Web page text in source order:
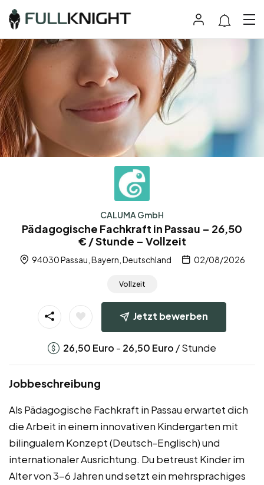
CALUMA GmbH
Pädagogische Fachkraft in Passau – 26,50
€ / Stunde – Vollzeit
94030 Passau, Bayern, Deutschland 02/08/2026
Vollzeit
Jetzt bewerben
26,50 Euro - 26,50 Euro / Stunde
Jobbeschreibung
Als Pädagogische Fachkraft in Passau erwartet dich
die Arbeit in einem innovativen Kindergarten mit
bilingualem Konzept (Deutsch-Englisch) und
internationaler Ausrichtung. Du betreust Kinder im
Alter von 3-6 Jahren und setzt ein mehrsprachiges